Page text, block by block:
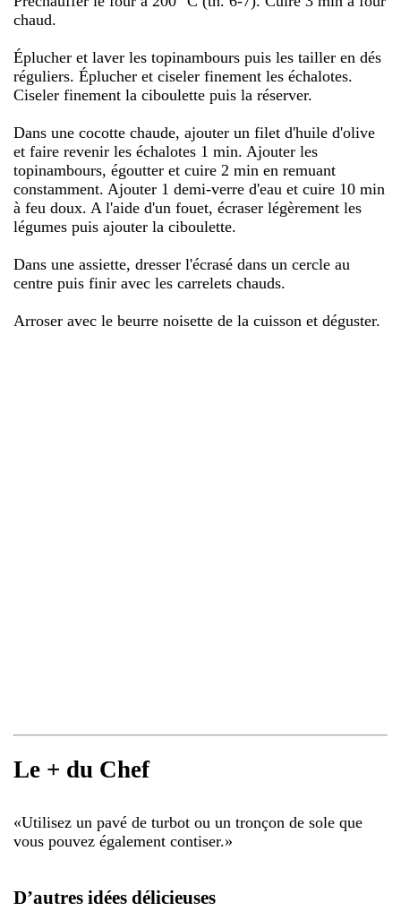
chaud.
Éplucher et laver les topinambours puis les tailler en dés
réguliers. Éplucher et ciseler finement les échalotes.
Ciseler finement la ciboulette puis la réserver.
Dans une cocotte chaude, ajouter un filet d'huile d'olive
et faire revenir les échalotes 1 min. Ajouter les
topinambours, égoutter et cuire 2 min en remuant
constamment. Ajouter 1 demi-verre d'eau et cuire 10 min
à feu doux. A l'aide d'un fouet, écraser légèrement les
légumes puis ajouter la ciboulette.
Dans une assiette, dresser l'écrasé dans un cercle au
centre puis finir avec les carrelets chauds.
Arroser avec le beurre noisette de la cuisson et déguster.
Le + du Chef
«Utilisez un pavé de turbot ou un tronçon de sole que
vous pouvez également contiser.»
D’autres idées délicieuses